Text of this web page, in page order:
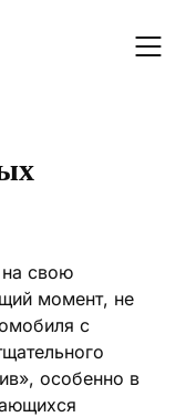
на свою
момент, не
с
особенно в